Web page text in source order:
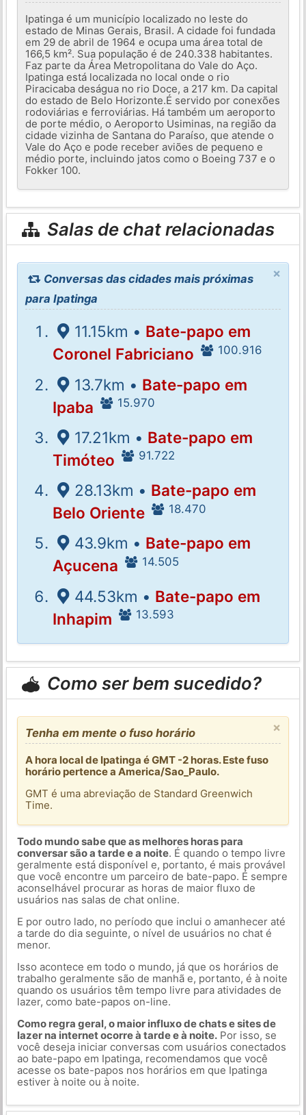
Ipatinga é um município localizado no leste do
estado de Minas Gerais, Brasil. A cidade foi fundada
em 29 de abril de 1964 e ocupa uma área total de
166,5 km². Sua população é de 240.338 habitantes.
Faz parte da Área Metropolitana do Vale do Aço.
Ipatinga está localizada no local onde o rio
Piracicaba deságua no rio Doce, a 217 km. Da capital
do estado de Belo Horizonte.É servido por conexões
rodoviárias e ferroviárias. Há também um aeroporto
de porte médio, o Aeroporto Usiminas, na região da
cidade vizinha de Santana do Paraíso, que atende o
Vale do Aço e pode receber aviões de pequeno e
médio porte, incluindo jatos como o Boeing 737 e o
Fokker 100.
Salas de chat relacionadas
×
Conversas das cidades mais próximas
para Ipatinga
11.15km • Bate-papo em
Coronel Fabriciano
100.916
13.7km • Bate-papo em
Ipaba
15.970
17.21km • Bate-papo em
Timóteo
91.722
28.13km • Bate-papo em
Belo Oriente
18.470
43.9km • Bate-papo em
Açucena
14.505
44.53km • Bate-papo em
Inhapim
13.593
Como ser bem sucedido?
×
Tenha em mente o fuso horário
A hora local de Ipatinga é GMT -2 horas. Este fuso
horário pertence a America/Sao_Paulo.
GMT é uma abreviação de Standard Greenwich
Time.
Todo mundo sabe que as melhores horas para
conversar são a tarde e a noite. É quando o tempo livre
geralmente está disponível e, portanto, é mais provável
que você encontre um parceiro de bate-papo. É sempre
aconselhável procurar as horas de maior fluxo de
usuários nas salas de chat online.
E por outro lado, no período que inclui o amanhecer até
a tarde do dia seguinte, o nível de usuários no chat é
menor.
Isso acontece em todo o mundo, já que os horários de
trabalho geralmente são de manhã e, portanto, é à noite
quando os usuários têm tempo livre para atividades de
lazer, como bate-papos on-line.
Como regra geral, o maior influxo de chats e sites de
lazer na internet ocorre à tarde e à noite.Por isso, se
você deseja iniciar conversas com usuários conectados
ao bate-papo em Ipatinga, recomendamos que você
acesse os bate-papos nos horários em que Ipatinga
estiver à noite ou à noite.